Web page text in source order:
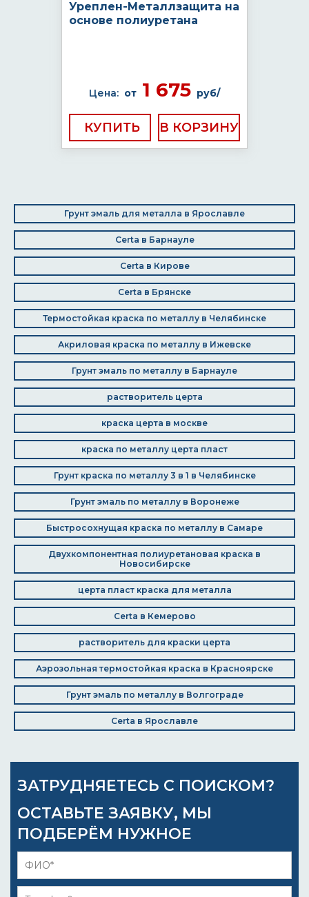
Уреплен-Металлзащита на
основе полиуретана
Цена: от 1 675 руб/
КУПИТЬ
Грунт эмаль для металла в Ярославле
Certa в Барнауле
Certa в Кирове
Certa в Брянске
Термостойкая краска по металлу в Челябинске
Акриловая краска по металлу в Ижевске
Грунт эмаль по металлу в Барнауле
растворитель церта
краска церта в москве
краска по металлу церта пласт
Грунт краска по металлу 3 в 1 в Челябинске
Грунт эмаль по металлу в Воронеже
Быстросохнущая краска по металлу в Самаре
Двухкомпонентная полиуретановая краска в
Новосибирске
церта пласт краска для металла
Certa в Кемерово
растворитель для краски церта
Аэрозольная термостойкая краска в Красноярске
Грунт эмаль по металлу в Волгограде
Certa в Ярославле
ЗАТРУДНЯЕТЕСЬ С ПОИСКОМ?
ОСТАВЬТЕ ЗАЯВКУ, МЫ
ПОДБЕРЁМ НУЖНОЕ